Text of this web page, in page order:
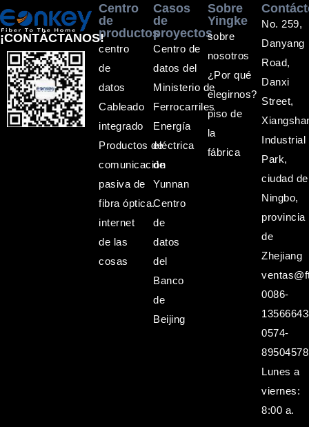
Centro
de
productos
centro
de
datos
Cableado
integrado
Productos de
comunicación
pasiva de
fibra óptica.
internet
de las
cosas
Casos
de
proyectos
Centro de
datos del
Ministerio de
Ferrocarriles
Energía
eléctrica
de
Yunnan
Centro
de
datos
del
Banco
de
Beijing
Sobre
Yingke
sobre
nosotros
¿Por qué
elegirnos?
piso de
la
fábrica
No. 259,
Danyang
Road,
Danxi
Street,
Industrial
Park,
ciudad de
Ningbo,
provincia
de
Zhejiang
0086-
0574-
89504578
Lunes a
viernes:
8:00 a.
¡CONTÁCTANOS!